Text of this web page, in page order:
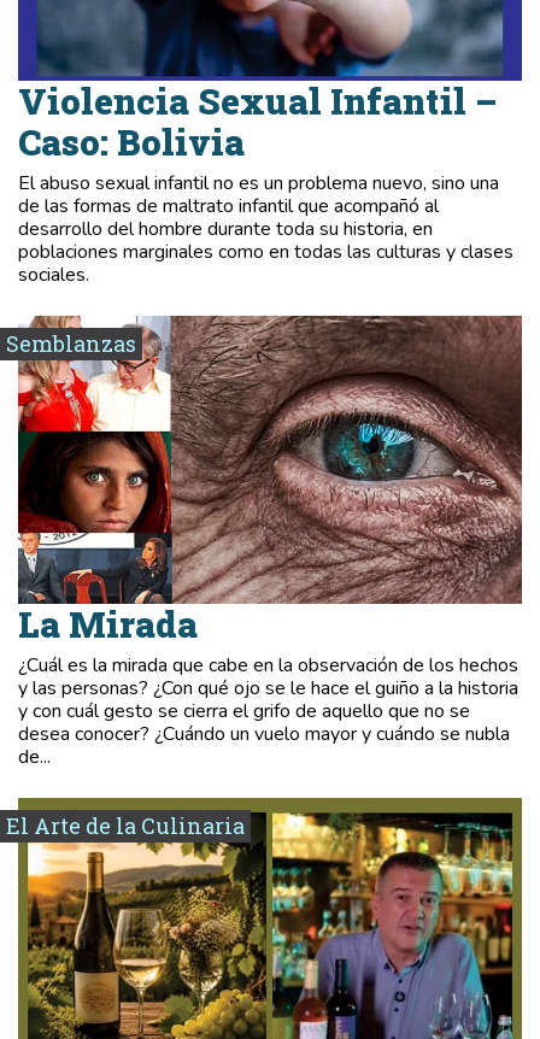
Violencia Sexual Infantil –
Caso: Bolivia
El abuso sexual infantil no es un problema nuevo, sino una
de las formas de maltrato infantil que acompañó al
desarrollo del hombre durante toda su historia, en
poblaciones marginales como en todas las culturas y clases
sociales.
Semblanzas
La Mirada
¿Cuál es la mirada que cabe en la observación de los hechos
y las personas? ¿Con qué ojo se le hace el guiño a la historia
y con cuál gesto se cierra el grifo de aquello que no se
desea conocer? ¿Cuándo un vuelo mayor y cuándo se nubla
de...
El Arte de la Culinaria